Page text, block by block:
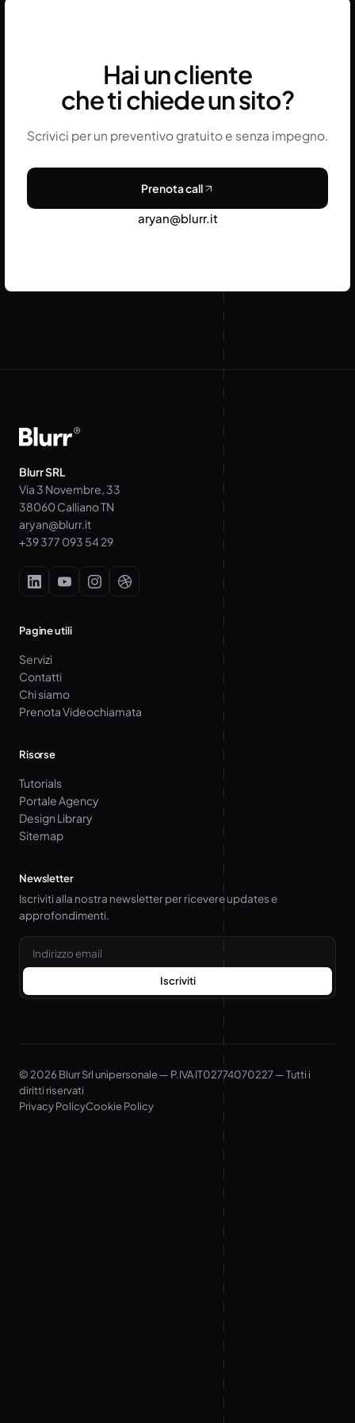
Hai un cliente
che ti chiede un sito?
Scrivici per un preventivo gratuito e senza impegno.
Prenota call
aryan@blurr.it
Blurr SRL
Via 3 Novembre, 33
38060 Calliano TN
aryan@blurr.it
+39 377 093 54 29
Pagine utili
Servizi
Contatti
Chi siamo
Prenota Videochiamata
Risorse
Tutorials
Portale Agency
Design Library
Sitemap
Newsletter
Iscriviti alla nostra newsletter per ricevere updates e
approfondimenti.
Email
Iscriviti
© 2026 Blurr Srl unipersonale — P.IVA IT02774070227 — Tutti i
diritti riservati
Privacy PolicyCookie Policy